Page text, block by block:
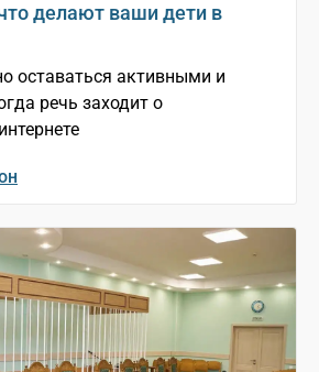
делают ваши дети в
оставаться активными и
речь заходит о